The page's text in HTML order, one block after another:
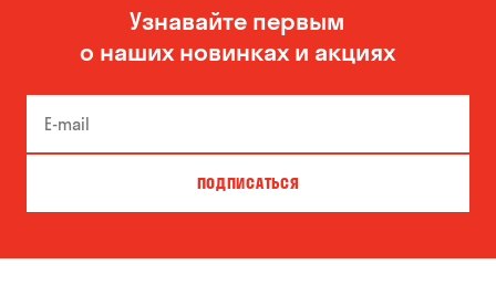
Узнавайте первым
о наших новинках и акциях
ПОДПИСАТЬСЯ